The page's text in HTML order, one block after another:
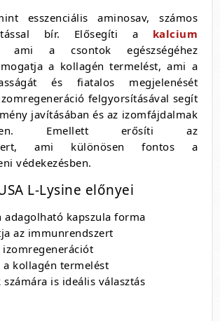
esszenciális aminosav, számos
bír. Elősegíti a kalcium
ami a csontok egészségéhez
a kollagén termelést, ami a
és fiatalos megjelenését
felgyorsításával segít
javításában és az izomfájdalmak
Emellett erősíti az
ami különösen fontos a
védekezésben.
L-Lysine előnyei
adagolható kapszula forma
az immunrendszert
izomregenerációt
a kollagén termelést
számára is ideális választás